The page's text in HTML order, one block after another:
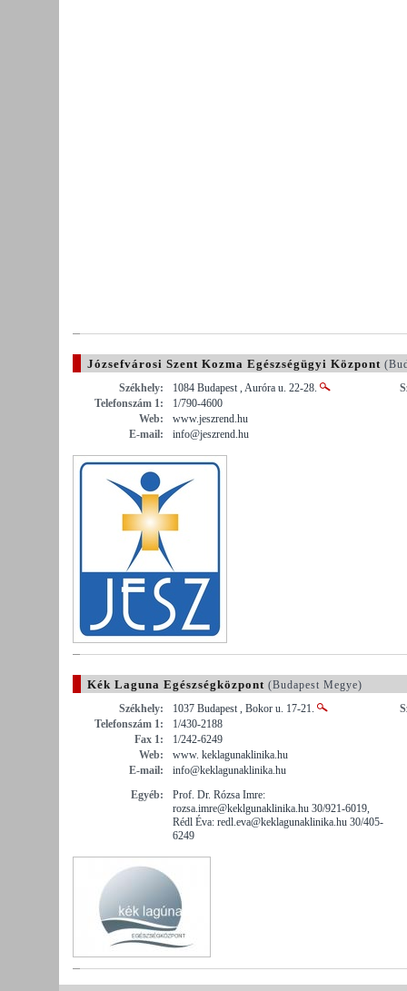
Józsefvárosi Szent Kozma Egészségügyi Központ
Székhely:
1084 Budapest , Auróra u. 22-28.
Telefonszám 1:
1/790-4600
Web:
www.jeszrend.hu
E-mail:
info@jeszrend.hu
Kék Laguna Egészségközpont (Budapest Megye)
Székhely:
1037 Budapest , Bokor u. 17-21.
Telefonszám 1:
1/430-2188
Fax 1:
1/242-6249
Web:
www. keklagunaklinika.hu
E-mail:
info@keklagunaklinika.hu
Egyéb:
Prof. Dr. Rózsa Imre:
rozsa.imre@keklgunaklinika.hu 30/921-6019,
Rédl Éva: redl.eva@keklagunaklinika.hu 30/405-
6249